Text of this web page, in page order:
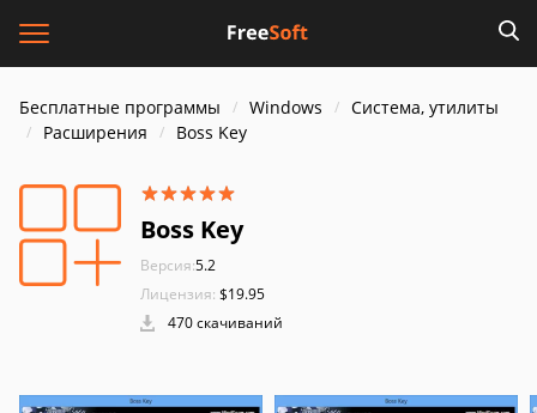
Бесплатные программы Windows
Система, утилиты
Расширения
Boss Key
Boss Key
Версия:5.2
Лицензия: $19.95
470 скачиваний